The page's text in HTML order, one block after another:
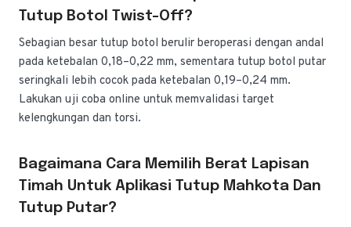
Tutup Botol Twist-Off?
Sebagian besar tutup botol berulir beroperasi dengan andal
pada ketebalan 0,18–0,22 mm, sementara tutup botol putar
seringkali lebih cocok pada ketebalan 0,19–0,24 mm.
Lakukan uji coba online untuk memvalidasi target
kelengkungan dan torsi.
Bagaimana Cara Memilih Berat Lapisan
Timah Untuk Aplikasi Tutup Mahkota Dan
Tutup Putar?